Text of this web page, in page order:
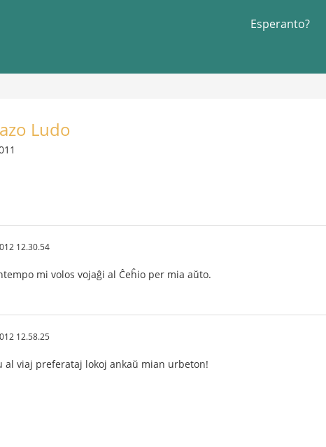
Esperanto?
Ludo
12.30.54
mi volos vojaĝi al Ĉeĥio per mia aŭto.
12.58.25
al viaj preferataj lokoj ankaŭ mian urbeton!